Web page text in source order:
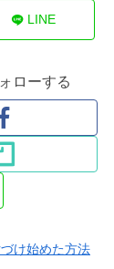
LINE
ローする
け始めた方法